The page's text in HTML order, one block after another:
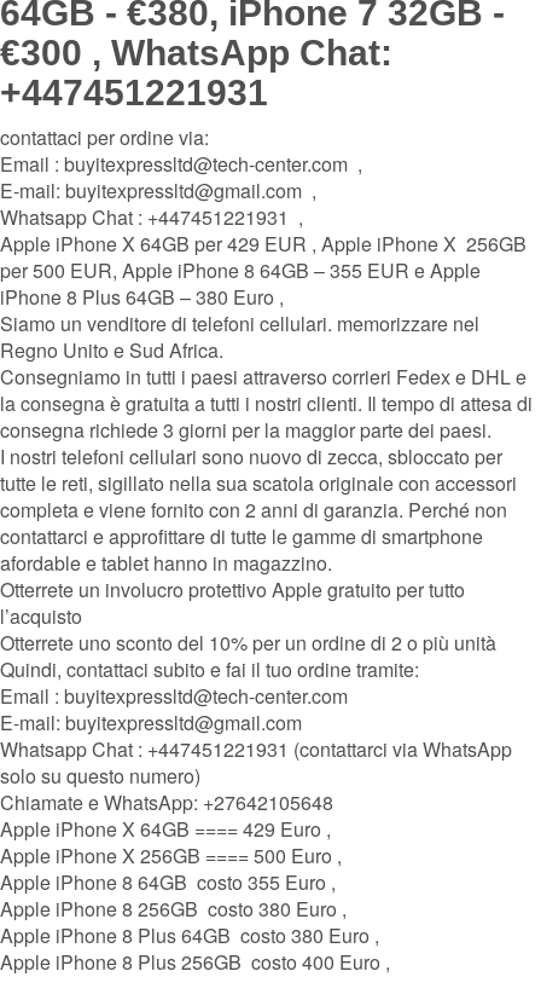
64GB - €380, iPhone 7 32GB -
€300 , WhatsApp Chat:
+447451221931
contattaci per ordine via:
Email : buyitexpressltd@tech-center.com ,
E-mail: buyitexpressltd@gmail.com ,
Whatsapp Chat : +447451221931 ,
Apple iPhone X 64GB per 429 EUR , Apple iPhone X 256GB
per 500 EUR, Apple iPhone 8 64GB – 355 EUR e Apple
iPhone 8 Plus 64GB – 380 Euro ,
Siamo un venditore di telefoni cellulari. memorizzare nel
Regno Unito e Sud Africa.
Consegniamo in tutti i paesi attraverso corrieri Fedex e DHL e
la consegna è gratuita a tutti i nostri clienti. Il tempo di attesa di
consegna richiede 3 giorni per la maggior parte dei paesi.
I nostri telefoni cellulari sono nuovo di zecca, sbloccato per
tutte le reti, sigillato nella sua scatola originale con accessori
completa e viene fornito con 2 anni di garanzia. Perché non
contattarci e approfittare di tutte le gamme di smartphone
afordable e tablet hanno in magazzino.
Otterrete un involucro protettivo Apple gratuito per tutto
l’acquisto
Otterrete uno sconto del 10% per un ordine di 2 o più unità
Quindi, contattaci subito e fai il tuo ordine tramite:
Email : buyitexpressltd@tech-center.com
E-mail: buyitexpressltd@gmail.com
Whatsapp Chat : +447451221931 (contattarci via WhatsApp
solo su questo numero)
Chiamate e WhatsApp: +27642105648
Apple iPhone X 64GB ==== 429 Euro ,
Apple iPhone X 256GB ==== 500 Euro ,
Apple iPhone 8 64GB costo 355 Euro ,
Apple iPhone 8 256GB costo 380 Euro ,
Apple iPhone 8 Plus 64GB costo 380 Euro ,
Apple iPhone 8 Plus 256GB costo 400 Euro ,